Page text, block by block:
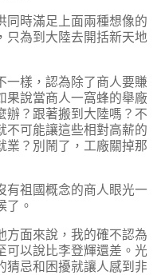
同時滿足上面兩種想像的
只為到大陸去開括新天地
一樣，認為除了商人要賺
果說當商人一窩蜂的舉廠
辦？跟著搬到大陸嗎？不
不可能讓這些相對高薪的
業？別鬧了，工廠關掉那
有祖國概念的商人眼光一
了。
方面來說，我的確不認為
可以說比李登輝還差。光
猜忌和困擾就讓人感到非